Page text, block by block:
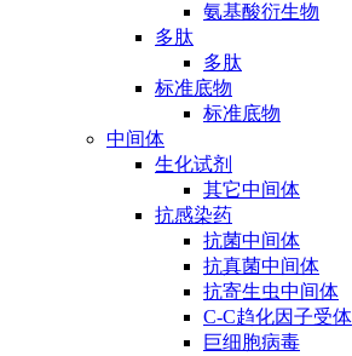
氨基酸衍生物
多肽
多肽
标准底物
标准底物
中间体
生化试剂
其它中间体
抗感染药
抗菌中间体
抗真菌中间体
抗寄生虫中间体
C-C趋化因子受体
巨细胞病毒